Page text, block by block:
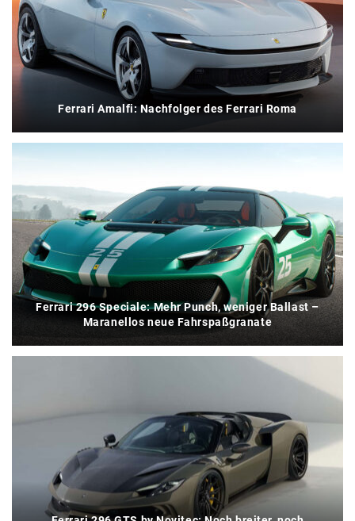
Ferrari Amalfi: Nachfolger des Ferrari Roma
Ferrari 296 Speciale: Mehr Punch, weniger Ballast –
Maranellos neue Fahrspaßgranate